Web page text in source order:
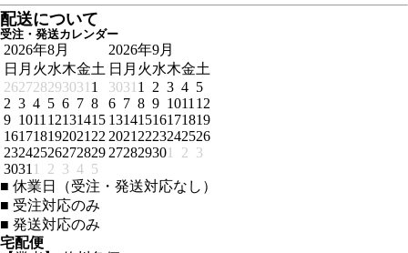
配送について
受注・発送カレンダー
2026年8月
日 月 火水木金土
262728293031 1
2 3 4 5 6 7 8
9 1011 12131415
161718192021 22
23242526272829
3031 1 2 3 4 5
2026年9月
日 月 火水木金土
3031 1 2 3 4 5
6 7 8 9 1011 12
13141516171819
2021 2223242526
272829301 2 3
■ 休業日（受注・発送対応なし）
■ 受注対応のみ
■ 発送対応のみ
宅配便